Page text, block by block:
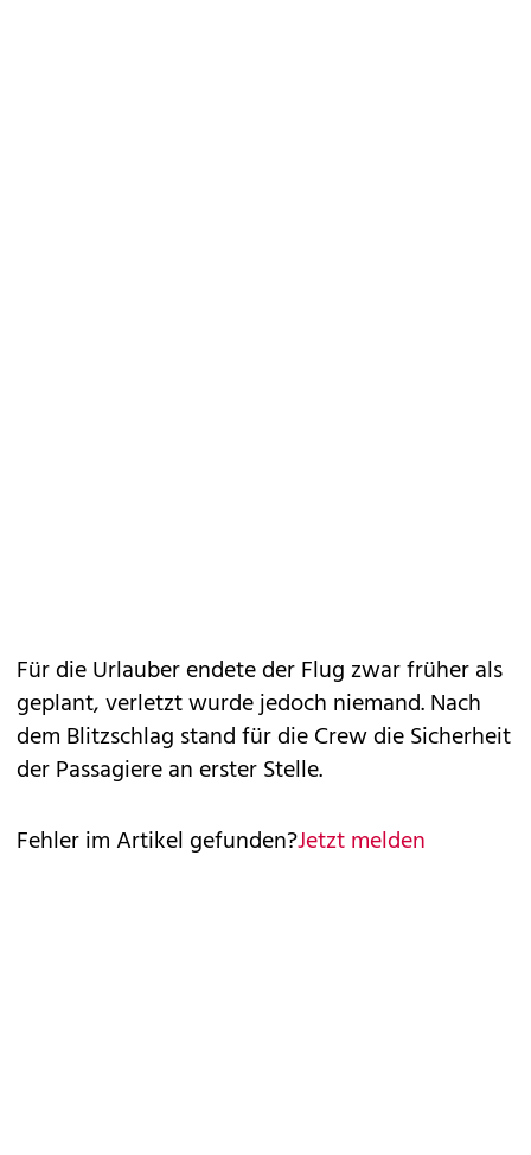
Für die Urlauber endete der Flug zwar früher als
geplant, verletzt wurde jedoch niemand. Nach
dem Blitzschlag stand für die Crew die Sicherheit
der Passagiere an erster Stelle.
Fehler im Artikel gefunden?Jetzt melden